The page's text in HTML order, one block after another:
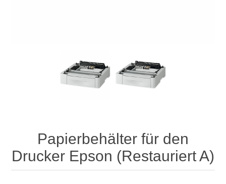
Papierbehälter für den
Drucker Epson (Restauriert A)